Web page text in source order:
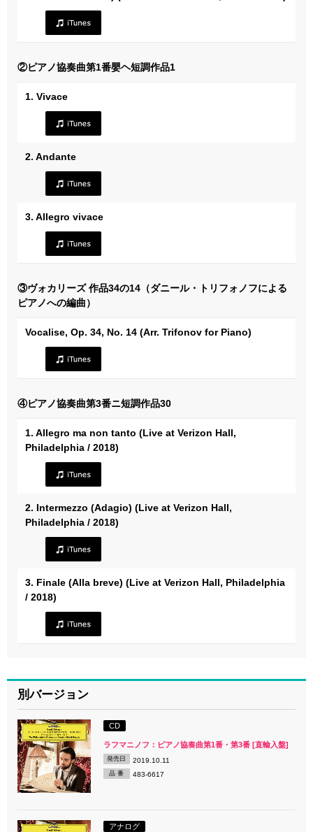
②ピアノ協奏曲第1番嬰ヘ短調作品1
1. Vivace
2. Andante
3. Allegro vivace
③ヴォカリーズ 作品34の14（ダニール・トリフォノフによる
ピアノへの編曲）
Vocalise, Op. 34, No. 14 (Arr. Trifonov for Piano)
④ピアノ協奏曲第3番ニ短調作品30
1. Allegro ma non tanto (Live at Verizon Hall,
Philadelphia / 2018)
2. Intermezzo (Adagio) (Live at Verizon Hall,
Philadelphia / 2018)
3. Finale (Alla breve) (Live at Verizon Hall, Philadelphia
/ 2018)
別バージョン
CD
ラフマニノフ：ピアノ協奏曲第1番・第3番 [直輸入盤]
発売日 2019.10.11
品 番 483-6617
アナログ